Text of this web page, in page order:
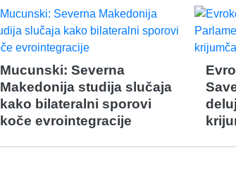
Mucunski: Severna
Makedonija studija slučaja
kako bilateralni sporovi
koče evrointegracije